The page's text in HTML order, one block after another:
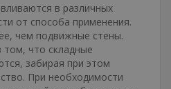
в различных
от способа применения.
чем подвижные стены.
том, что складные
забирая при этом
При необходимости
cookie позволяют
функции веб-сайта,
и управление
сайт не может
образом без
cookie.
Провайдер /